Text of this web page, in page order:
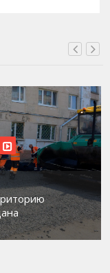
проекту по